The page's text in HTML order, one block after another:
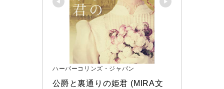
ハーパーコリンズ・ジャパン
公爵と裏通りの姫君 (MIRA文